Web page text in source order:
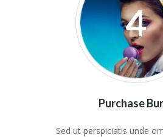
4
Purchase
Sed ut perspiciatis unde